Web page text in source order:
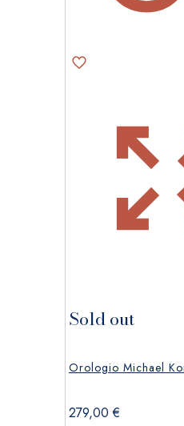
Sold out
Orologio Michael
279,00€